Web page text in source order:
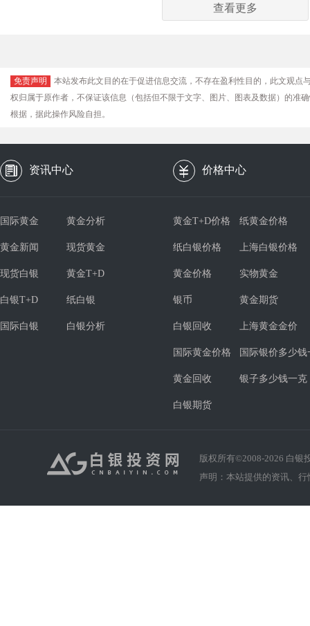
查看更多
免责声明
本站发布此文目的在于促进信息交流，不存在盈利性目的，此文观
权归属于原作者，不保证该信息（包括但不限于文字、图片、图表及数据）的准
根据，据此操作风险自担。
资讯中心 价格中心
国际黄金 黄金分析
黄金新闻 现货黄金
现货白银 黄金T+D
白银T+D 纸白银
国际白银 白银分析
黄金T+D价格 纸黄金价格
纸白银价格 上海白银价格
黄金价格 实物黄金
银币 黄金期货
白银回收 上海黄金金价
国际黄金价格 国际银价多少钱
黄金回收 银子多少钱一克
白银期货
版权所有©2008-2026 白银
声明：本站提供的资讯、